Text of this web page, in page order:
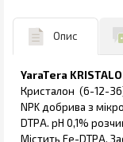
Опис
YaraTera
Кристалон (6-12-
NPK добрива з
DTPA. рН 0,1%
Містить Fe-DTPA.